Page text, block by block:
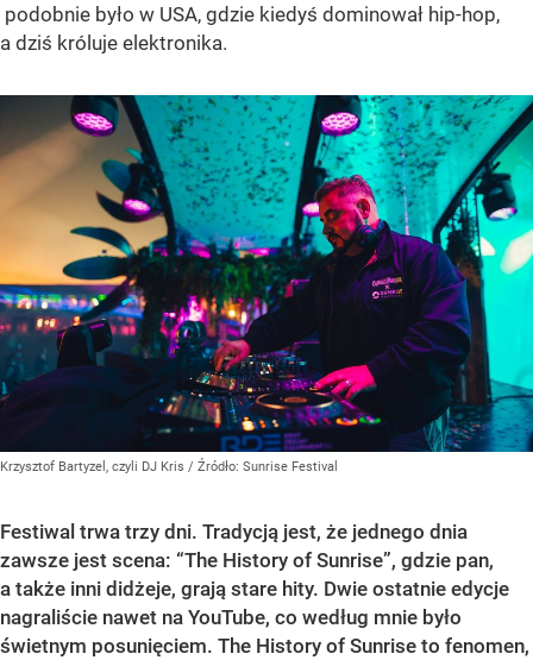
podobnie było w USA, gdzie kiedyś dominował hip-hop,
a dziś króluje elektronika.
Krzysztof Bartyzel, czyli DJ Kris / Źródło: Sunrise Festival
Festiwal trwa trzy dni. Tradycją jest, że jednego dnia
zawsze jest scena: “The History of Sunrise”, gdzie pan,
a także inni didżeje, grają stare hity. Dwie ostatnie edycje
nagraliście nawet na YouTube, co według mnie było
świetnym posunięciem. The History of Sunrise to fenomen,